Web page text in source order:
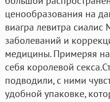
ценообразования на
виагра левитра
заболеваний и
медицины. Примеряя
себя королевой
подводили, с ними
удобной упаковке,